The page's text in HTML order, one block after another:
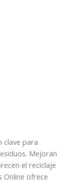
clave para
Mejoran
el reciclaje
Online ofrece